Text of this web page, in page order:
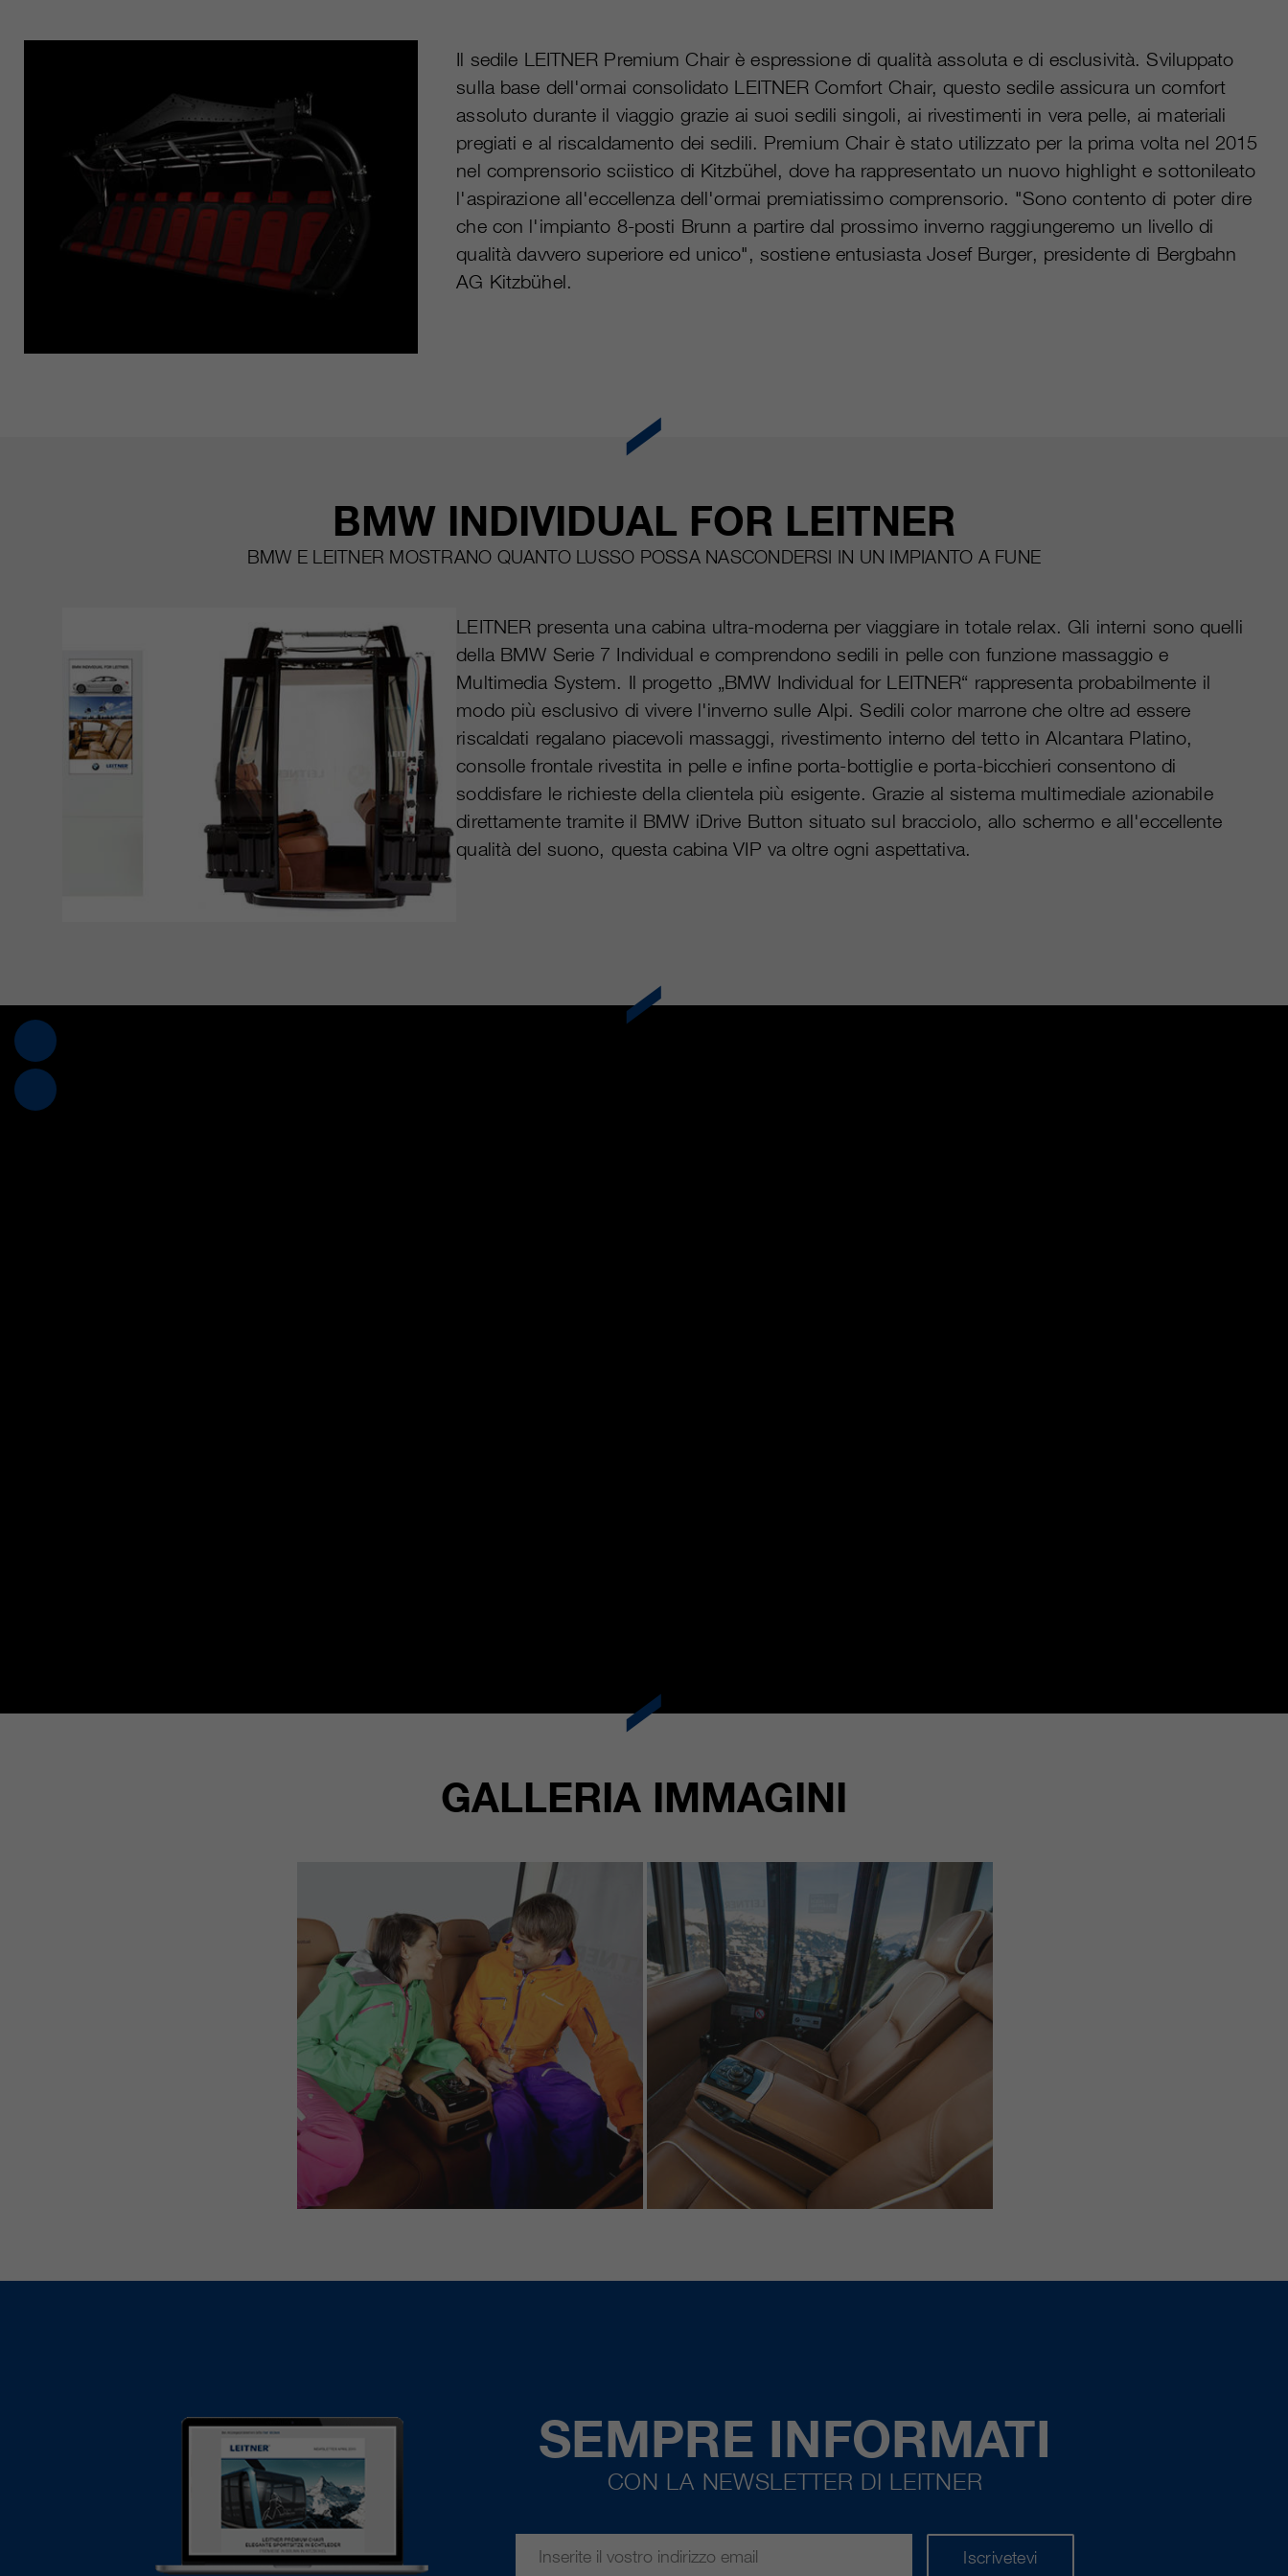
Il sedile LEITNER Premium Chair è espressione di qualità assoluta e di esclusività. Sviluppato
sulla base dell'ormai consolidato LEITNER Comfort Chair, questo sedile assicura un comfort
assoluto durante il viaggio grazie ai suoi sedili singoli, ai rivestimenti in vera pelle, ai materiali
pregiati e al riscaldamento dei sedili. Premium Chair è stato utilizzato per la prima volta nel 2015
nel comprensorio sciistico di Kitzbühel, dove ha rappresentato un nuovo highlight e sottonileato
l'aspirazione all'eccellenza dell'ormai premiatissimo comprensorio. "Sono contento di poter dire
che con l'impianto 8-posti Brunn a partire dal prossimo inverno raggiungeremo un livello di
qualità davvero superiore ed unico", sostiene entusiasta Josef Burger, presidente di Bergbahn
AG Kitzbühel.
BMW INDIVIDUAL FOR LEITNER
BMW E LEITNER MOSTRANO QUANTO LUSSO POSSA NASCONDERSI IN UN IMPIANTO A FUNE
LEITNER presenta una cabina ultra-moderna per viaggiare in totale relax. Gli interni sono quelli
della BMW Serie 7 Individual e comprendono sedili in pelle con funzione massaggio e
Multimedia System. Il progetto „BMW Individual for LEITNER“ rappresenta probabilmente il
modo più esclusivo di vivere l'inverno sulle Alpi. Sedili color marrone che oltre ad essere
riscaldati regalano piacevoli massaggi, rivestimento interno del tetto in Alcantara Platino,
consolle frontale rivestita in pelle e infine porta-bottiglie e porta-bicchieri consentono di
soddisfare le richieste della clientela più esigente. Grazie al sistema multimediale azionabile
direttamente tramite il BMW iDrive Button situato sul bracciolo, allo schermo e all'eccellente
qualità del suono, questa cabina VIP va oltre ogni aspettativa.
GALLERIA IMMAGINI
SEMPRE INFORMATI
CON LA NEWSLETTER DI LEITNER
Iscrivetevi
fornitore sgalinski Cookie Opt In
30 giorni
obiettivo
Salva le impostazioni del cookie selezionate
dall'utente.
obiettivo
Questi cookie sono utilizzati da Google
informazioni sull'uso, comprese le informazioni
personali e non personali. Ulteriori informazioni
sono disponibili nelle direttive sulla protezione
dei dati di Google Analytics all'indirizzo
https://policies.google.com/privacy., dove i dati
raccolti sono utilizzati per elaborare relazioni
sull'utilizzo del sito, che ci aiutano a migliorare i
nostri siti web / app. Queste informazioni
vengono trasmesse anche ai nostri clienti /